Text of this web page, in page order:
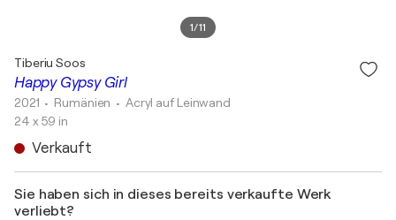
1/11
Happy Gypsy Girl
Tiberiu Soos
2021 • Rumänien • Acryl auf Leinwand
24 x 59 in
Verkauft
Sie haben sich in dieses bereits verkaufte Werk
verliebt?